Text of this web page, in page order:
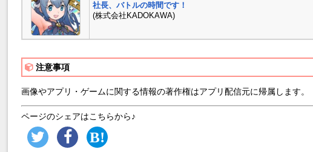
社長、バトルの時間です！
(株式会社KADOKAWA)
注意事項
画像やアプリ・ゲームに関する情報の著作権はアプリ配信元に帰属します。
ページのシェアはこちらから♪